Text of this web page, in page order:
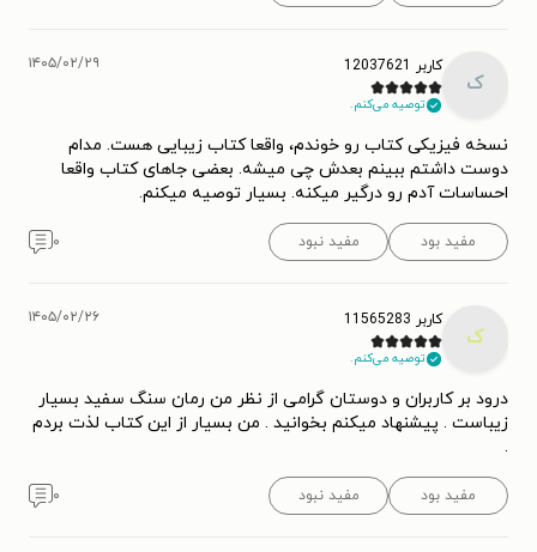
ک
کاربر 12037621
توصیه می‌کنم.
۱۴۰۵/۰۲/۲۹
نسخه فیزیکی کتاب رو خوندم، واقعا کتاب زیبایی هست. مدام
دوست داشتم ببینم بعدش چی میشه. بعضی جاهای کتاب واقعا
احساسات آدم رو درگیر میکنه. بسیار توصیه میکنم.
مفید بود مفید نبود ۰
ک
کاربر 11565283
توصیه می‌کنم.
۱۴۰۵/۰۲/۲۶
درود بر کاربران و دوستان گرامی از نظر من رمان سنگ سفید بسیار
زیباست . پیشنهاد میکنم بخوانید . من بسیار از این کتاب لذت بردم
.
مفید بود مفید نبود ۰